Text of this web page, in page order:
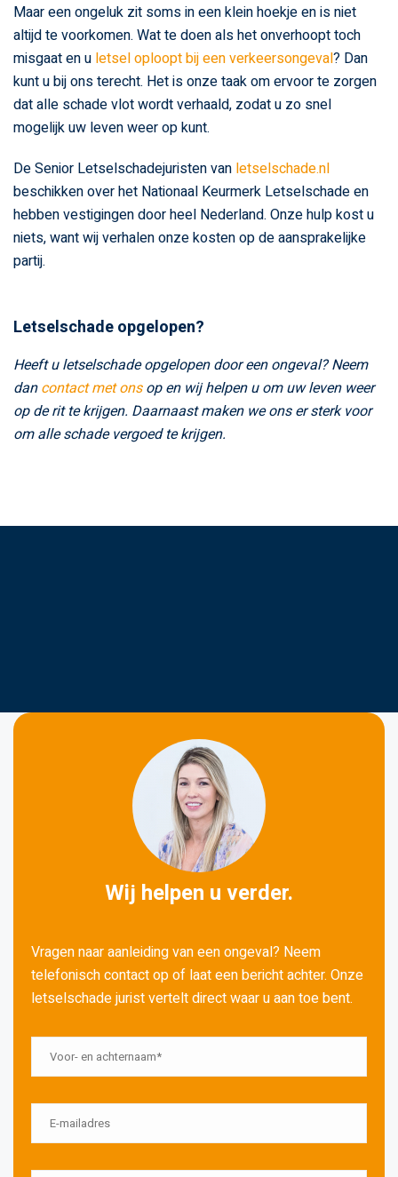
Maar een ongeluk zit soms in een klein hoekje en is niet
altijd te voorkomen. Wat te doen als het onverhoopt toch
misgaat en u letsel oploopt bij een verkeersongeval? Dan
kunt u bij ons terecht. Het is onze taak om ervoor te zorgen
dat alle schade vlot wordt verhaald, zodat u zo snel
mogelijk uw leven weer op kunt.
De Senior Letselschadejuristen van letselschade.nl
beschikken over het Nationaal Keurmerk Letselschade en
hebben vestigingen door heel Nederland. Onze hulp kost u
niets, want wij verhalen onze kosten op de aansprakelijke
partij.
Letselschade opgelopen?
Heeft u letselschade opgelopen door een ongeval? Neem
dancontact met onsop en wij helpen u om uw leven weer
op de rit te krijgen. Daarnaast maken we ons er sterk voor
om alle schade vergoed te krijgen.
Wij helpen u verder.
Vragen naar aanleiding van een ongeval? Neem
telefonisch contact op of laat een bericht achter. Onze
letselschade jurist vertelt direct waar u aan toe bent.